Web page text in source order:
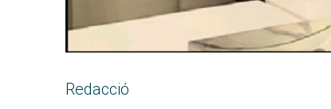
Redacció